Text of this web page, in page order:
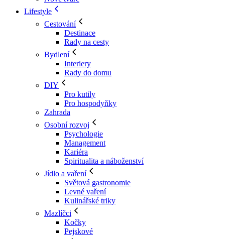
Lifestyle
Cestování
Destinace
Rady na cesty
Bydlení
Interiery
Rady do domu
DIY
Pro kutily
Pro hospodyňky
Zahrada
Osobní rozvoj
Psychologie
Management
Kariéra
Spiritualita a náboženství
Jídlo a vaření
Světová gastronomie
Levné vaření
Kulinářské triky
Mazlíčci
Kočky
Pejskové